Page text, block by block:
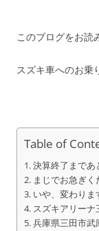
このブログをお読
スズキ車へのお乗
Table of
決算終了まであ
まじでお急ぎく
いや、変わりま
スズキアリーナ
兵庫県三田市武